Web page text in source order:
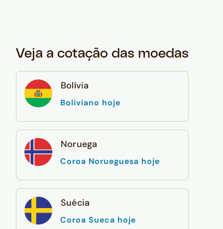
Veja a cotação das moedas
Bolívia
Boliviano hoje
Noruega
Coroa Norueguesa hoje
Suécia
Coroa Sueca hoje